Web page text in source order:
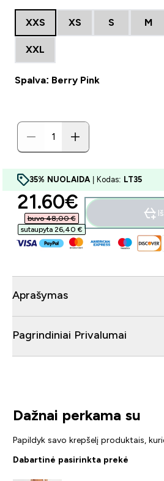
XXS XS S M
XXL
Spalva: Berry Pink
35% NUOLAIDA | Kodas: LT35
discounted
21.60€‎
buvo 48,00 €‎
sutaupyta 26,40 €‎
Aprašymas
Pagrindiniai Privalumai
Dažnai perkama su
Papildyk savo krepšelį produktais,
Dabartinė pasirinkta prekė